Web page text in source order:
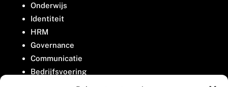
Onderwijs
Identiteit
HRM
Governance
Communicatie
Bedrijfsvoering
Belangenbehartiging